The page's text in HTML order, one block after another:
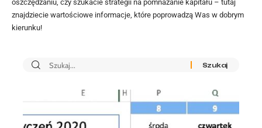
oszczędzaniu, czy szukacie strategii na pomnażanie kapitału – tutaj
znajdziecie wartościowe informacje, które poprowadzą Was w dobrym
kierunku!